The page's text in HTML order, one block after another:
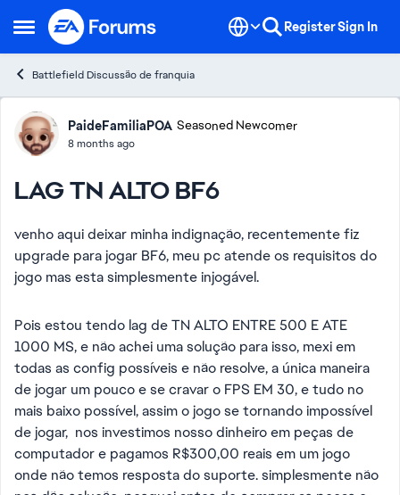
Open Side Menu
Skip to content RegisterSign In
Battlefield Discussão de franquia
Forum Discussion
PaideFamiliaPOA Seasoned Newcomer
8 months ago
LAG TN ALTO BF6
venho aqui deixar minha indignação, recentemente fiz
upgrade para jogar BF6, meu pc atende os requisitos do
jogo mas esta simplesmente injogável.
Pois estou tendo lag de TN ALTO ENTRE 500 E ATE
1000 MS, e não achei uma solução para isso, mexi em
todas as config possíveis e não resolve, a única maneira
de jogar um pouco e se cravar o FPS EM 30, e tudo no
mais baixo possível, assim o jogo se tornando impossível
de jogar, nos investimos nosso dinheiro em peças de
computador e pagamos R$300,00 reais em um jogo
onde não temos resposta do suporte. simplesmente não